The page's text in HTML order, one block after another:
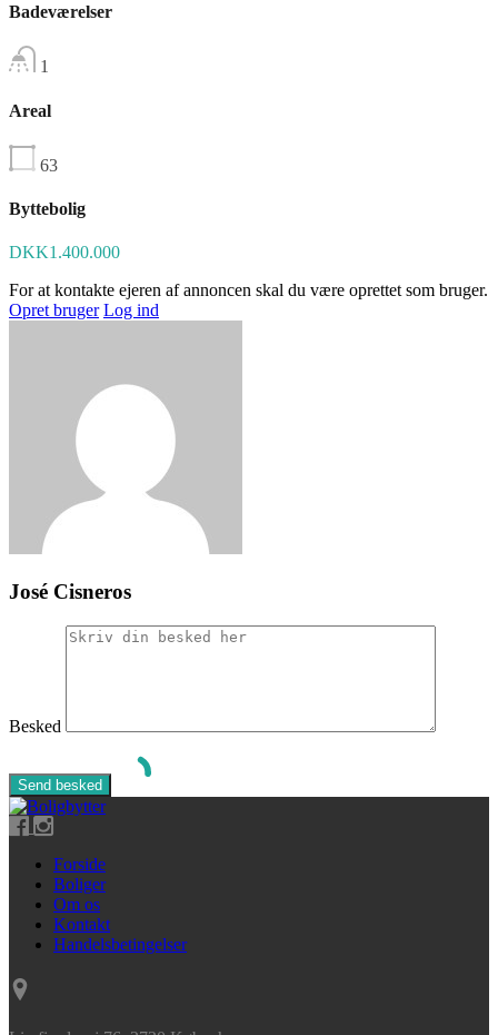
Badeværelser
1
Areal
63
Byttebolig
DKK1.400.000
For at kontakte ejeren af annoncen skal du være oprettet som bruger.
Opret bruger Log ind
José Cisneros
Besked
Forside
Boliger
Om os
Kontakt
Handelsbetingelser